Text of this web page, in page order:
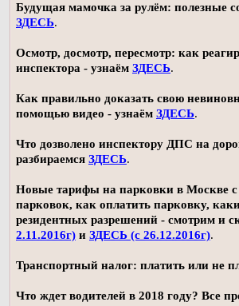
Будущая мамочка за рулём: полезные
ЗДЕСЬ.
Осмотр, досмотр, пересмотр: как
инспектора - узнаём ЗДЕСЬ.
Как правильно доказать свою
помощью видео - узнаём ЗДЕСЬ.
Что дозволено инспектору ДПС на
разбираемся ЗДЕСЬ.
Новые тарифы на парковки в Москве с
парковок, как оплатить парковку,
резидентных разрешений - смотрим и
2.11.2016г) и ЗДЕСЬ (с 26.12.2016г).
Транспортный налог: платить или не
Что ждет водителей в 2018 году? Все